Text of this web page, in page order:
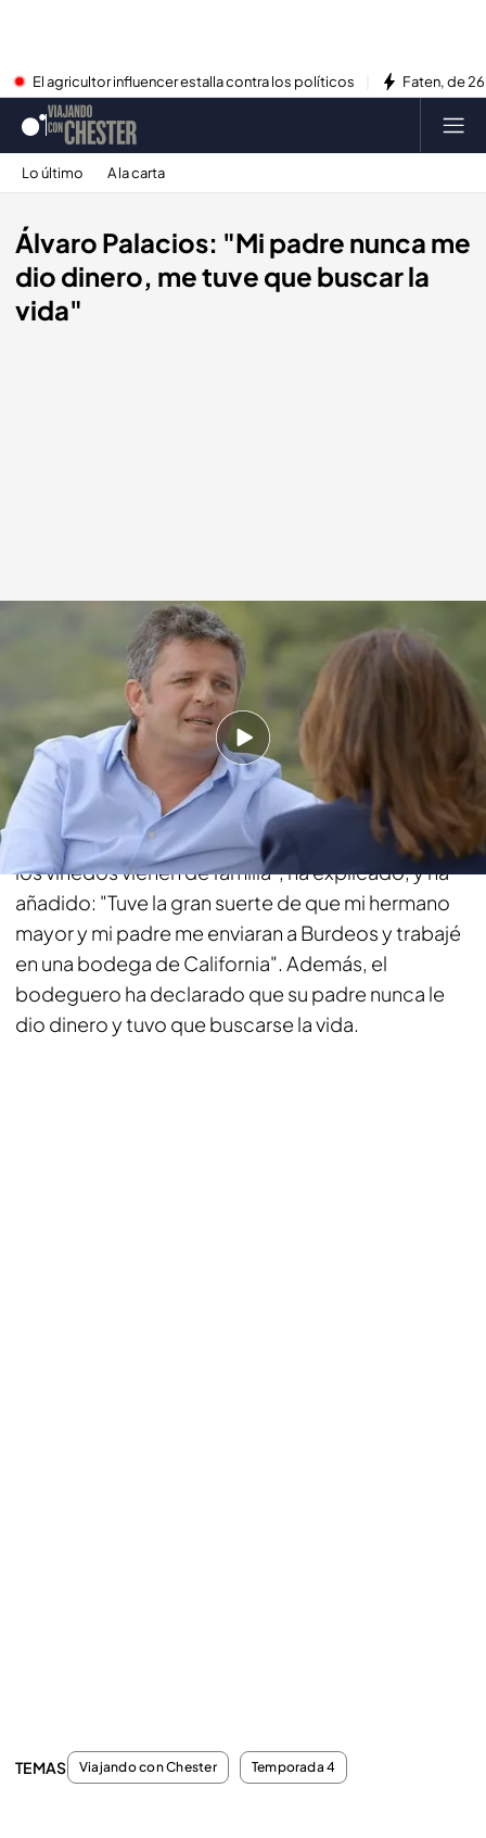
El agricultor influencer estalla contra los políticos Faten, de
Lo último A la carta
Álvaro Palacios: "Mi padre nunca me
dio dinero, me tuve que buscar la
vida"
06 JUL 2015 - 00:30h.
Compartir
Álvaro Palacios le ha contado a Pepa cuál es el
origen de su profesión. "Mi familia es bodeguera y
los viñedos vienen de familia", ha explicado, y ha
añadido: "Tuve la gran suerte de que mi hermano
mayor y mi padre me enviaran a Burdeos y trabajé
en una bodega de California". Además, el
bodeguero ha declarado que su padre nunca le
dio dinero y tuvo que buscarse la vida.
TEMAS Viajando con Chester Temporada 4